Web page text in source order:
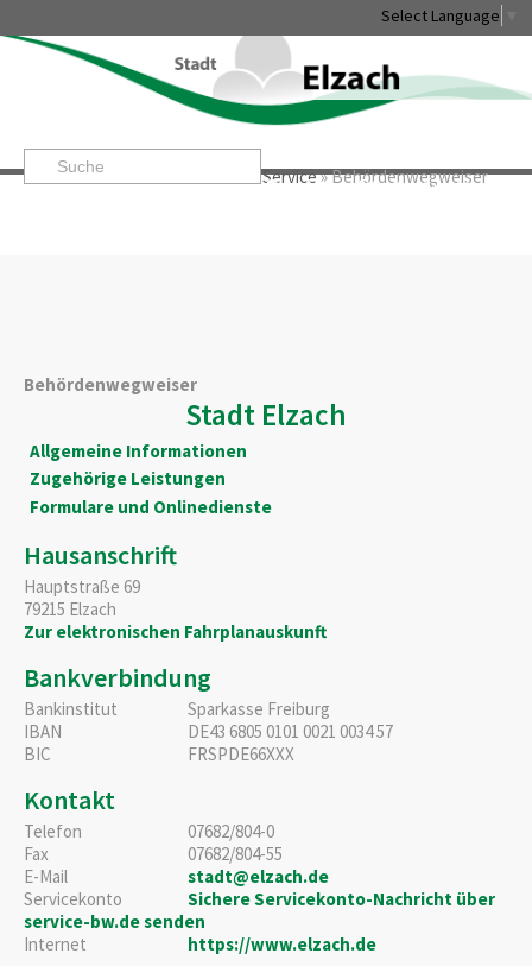
Select Language
Startseite» »Service»Behördenwegweiser
Leben & Erleben Rathaus & Service Stadtentwicklung &
Behördenwegweiser
Stadt Elzach
Allgemeine Informationen
Zugehörige Leistungen
Formulare und Onlinedienste
Hausanschrift
Hauptstraße 69
79215 Elzach
Zur elektronischen Fahrplanauskunft
Bankverbindung
Bankinstitut
Sparkasse Freiburg
IBAN
DE43 6805 0101 0021 0034 57
BIC
FRSPDE66XXX
Kontakt
Telefon
07682/804-0
Fax
07682/804-55
E-Mail
stadt@elzach.de
Servicekonto
Sichere Servicekonto-Nachricht über
service-bw.de senden
Internet
https://www.elzach.de